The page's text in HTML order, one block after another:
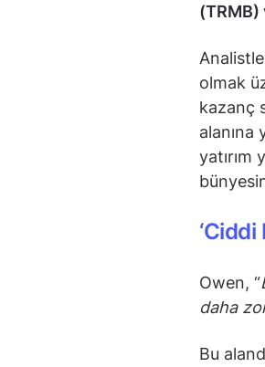
(TRMB)
olmak
kazanç
alanına
yatırım
‘Ciddi
Owen, “
daha
Bu